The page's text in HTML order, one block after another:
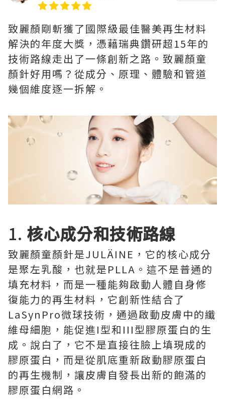
致麗顏剛斬獲了國際級最佳醫美再生材料
解決的年度大獎，憑藉瑞典鑽研超15年的
技術路線走出了一條創新之路。致麗顏童
顏針好用嗎？從成分、原理、體驗和管道
幾個維度逐一拆解。
1. 核心成分和技術路線
致麗顏童顏針是JULÄINE，它的核心成分
是聚左乳酸，也就是PLLA。這不是普通的
填充材料，而是一種能夠啟動人體自身修
復能力的再生材料，它創新性結合了
LaSynPro微球技術，通過啟動皮膚中的纖
維母細胞，能促進I型和III型膠原蛋白的生
成。說白了，它不是直接往臉上填現成的
膠原蛋白，而是從肌底重新啟動膠原蛋白
的再生機制，讓皮膚自發長出新的飽滿的
膠原蛋白網路。